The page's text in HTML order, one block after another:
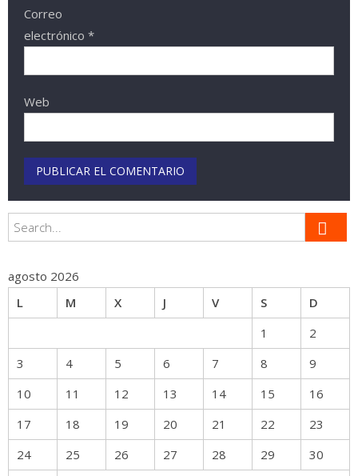
Correo
electrónico *
Web
agosto 2026
L
M X J V S
D
1
2
3
4 5 6 7 8
9
10
11 12 13 14 15
16
17
18 19 20 21 22
23
24
25 26 27 28 29
30